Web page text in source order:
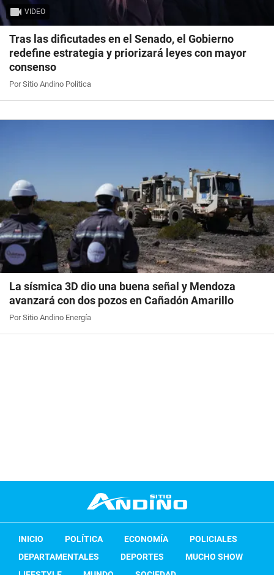
VIDEO
Tras las dificutades en el Senado, el Gobierno
redefine estrategia y priorizará leyes con mayor
consenso
Por Sitio Andino Política
La sísmica 3D dio una buena señal y Mendoza
avanzará con dos pozos en Cañadón Amarillo
Por Sitio Andino Energía
INICIO POLÍTICA ECONOMÍA
POLICIALES
DEPARTAMENTALES
DEPORTES
MUCHO SHOW